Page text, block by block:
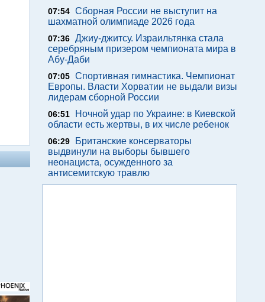
07:54 Сборная России не выступит на
шахматной олимпиаде 2026 года
07:36 Джиу-джитсу. Израильтянка стала
серебряным призером чемпионата мира в
Абу-Даби
07:05 Спортивная гимнастика. Чемпионат
Европы. Власти Хорватии не выдали визы
лидерам сборной России
06:51
Ночной удар по Украине: в Киевской
области есть жертвы, в их числе ребенок
06:29
Британские консерваторы
выдвинули на выборы бывшего
неонациста, осужденного за
антисемитскую травлю